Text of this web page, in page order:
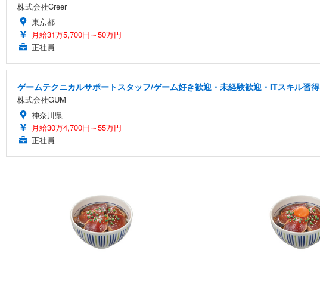
株式会社Creer
東京都
月給31万5,700円～50万円
正社員
ゲームテクニカルサポートスタッフ/ゲーム好き歓迎・未経験歓迎・ITスキル習得
株式会社GUM
神奈川県
月給30万4,700円～55万円
正社員